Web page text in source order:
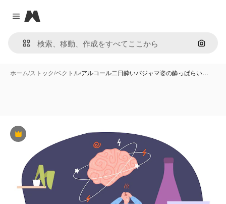
Close menu
Magnific
画像で
ホーム/ストック/ベクトル/アルコール二日酔いパジャマ姿の酔っぱらい…
Premium